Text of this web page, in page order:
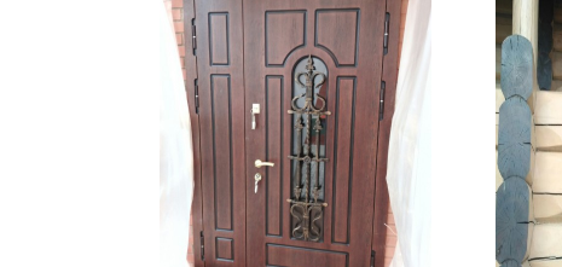
В пределах МКАД и в радиусе
Свыше 20 км от МКАД
Подъем до квартиры